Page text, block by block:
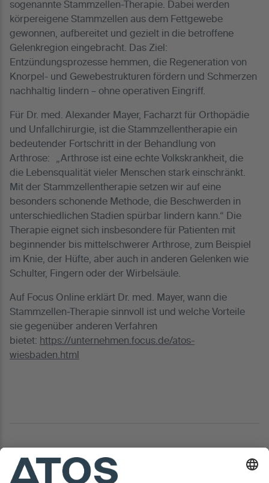
sogenannte Stammzellen-Therapie. Dabei werden
körpereigene Stammzellen aus dem Fettgewebe
gewonnen, aufbereitet und gezielt in die betroffene
Gelenkregion eingebracht. Das Ziel:
Entzündungsprozesse hemmen, die Regeneration von
Knorpel- und Gewebestrukturen fördern und Schmerzen
nachhaltig lindern – ohne operativen Eingriff.
Für Dr. med. Alexander Mayer, Facharzt für Orthopädie
und Unfallchirurgie, ist die Stammzellentherapie ein
bedeutender Fortschritt in der Behandlung von
Arthrose: „Arthrose ist eine echte Volkskrankheit, die
die Lebensqualität vieler Menschen stark einschränkt.
Mit der Stammzellentherapie setzen wir auf eine
besonders schonende Methode, die Beschwerden in
unterschiedlichen Stadien spürbar lindern kann.“ Die
Therapie eignet sich insbesondere für Patienten mit
beginnender bis mittelschwerer Arthrose, zum Beispiel
im Knie, der Hüfte, aber auch in anderen Gelenken wie
Schulter, Fingern oder der Wirbelsäule.
Auf Focus Online erklärt Dr. med. Mayer, wann die
Stammzellen-Therapie sinnvoll ist und welche Vorteile
sie gegenüber anderen Verfahren
bietet: https://unternehmen.focus.de/atos-
wiesbaden.html